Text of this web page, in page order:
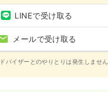
LINEで受け取る
メールで受け取る
バイザーとのやりとりは発生しません